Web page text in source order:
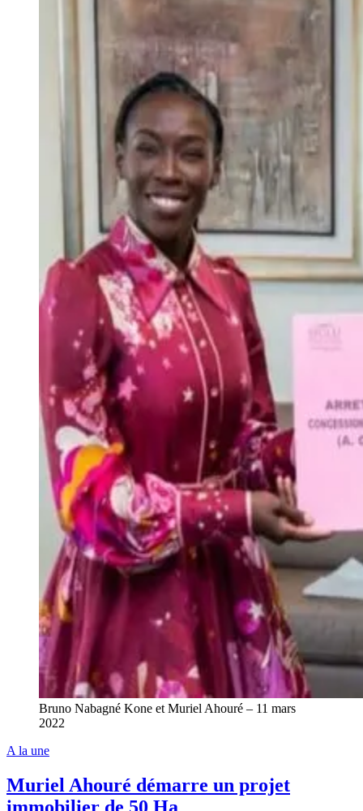
Bruno Nabagné Kone et Muriel Ahouré – 11 mars
2022
A la une
Muriel Ahouré démarre un projet
immobilier de 50 Ha